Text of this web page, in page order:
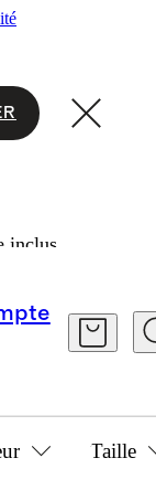
inclus.
Taille